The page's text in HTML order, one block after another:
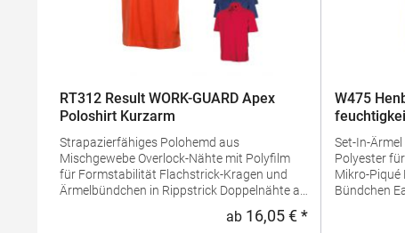
RT312 Result WORK-GUARD Apex
Poloshirt Kurzarm
Strapazierfähiges Polohemd aus
Mischgewebe Overlock-Nähte mit Polyfilm
für Formstabilität Flachstrick-Kragen und
Ärmelbündchen in Rippstrick Doppelnähte an
Regulärer Preis:
ab 16,05 € *
W475
Set-In-Ärmel Seitenschlitze Coolplus®-
Polyester
Mikro-Piqué Flachstrick-Kragen und -
Bündchen Easy CareGrammatur: 180